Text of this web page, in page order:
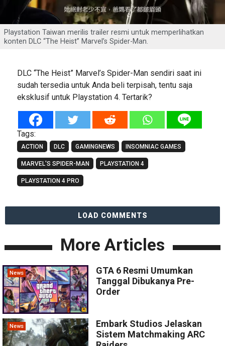
Playstation Taiwan merilis trailer resmi untuk memperlihatkan
konten DLC “The Heist” Marvel’s Spider-Man.
DLC “The Heist” Marvel’s Spider-Man sendiri saat ini
sudah tersedia untuk Anda beli terpisah, tentu saja
eksklusif untuk Playstation 4. Tertarik?
Tags:
ACTION DLC GAMINGNEWS INSOMNIAC GAMES
MARVEL'S SPIDER-MAN PLAYSTATION 4
PLAYSTATION 4 PRO
LOAD COMMENTS
More Articles
News
GTA 6 Resmi Umumkan
Tanggal Dibukanya Pre-
Order
News
Embark Studios Jelaskan
Sistem Matchmaking ARC